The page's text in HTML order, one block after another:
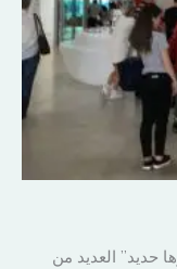
حديد” العديد من